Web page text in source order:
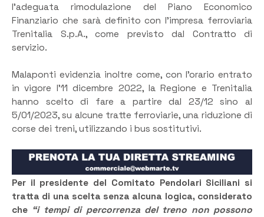
l’adeguata rimodulazione del Piano Economico
Finanziario che sarà definito con l’impresa ferroviaria
Trenitalia S.p.A., come previsto dal Contratto di
servizio.
Malaponti evidenzia inoltre come, con l’orario entrato
in vigore l’11 dicembre 2022, la Regione e Trenitalia
hanno scelto di fare a partire dal 23/12 sino al
5/01/2023, su alcune tratte ferroviarie, una riduzione di
corse dei treni, utilizzando i bus sostitutivi.
Per il presidente del Comitato Pendolari Siciliani si
tratta di una scelta senza alcuna logica, considerato
che “i tempi di percorrenza del treno non possono